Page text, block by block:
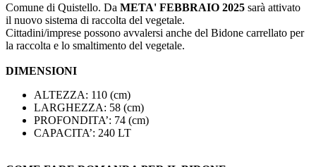
Comune di Quistello. Da META' FEBBRAIO 2025 sarà attivato
il nuovo sistema di raccolta del vegetale.
Cittadini/imprese possono avvalersi anche del Bidone carrellato per
la raccolta e lo smaltimento del vegetale.
DIMENSIONI
ALTEZZA: 110 (cm)
LARGHEZZA: 58 (cm)
PROFONDITA’: 74 (cm)
CAPACITA’: 240 LT